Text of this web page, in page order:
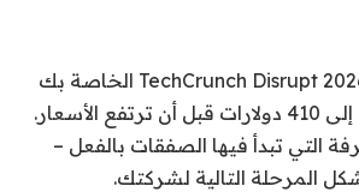
قم بتأمين بطاقة TechCrunch Disrupt 2026 الخاصة بك
اليوم ووفّر ما يصل إلى 410 دولارات قبل أن ترتفع الأسعار.
التي تبدأ فيها الصفقات بالفعل –
المرحلة التالية لشركتك.